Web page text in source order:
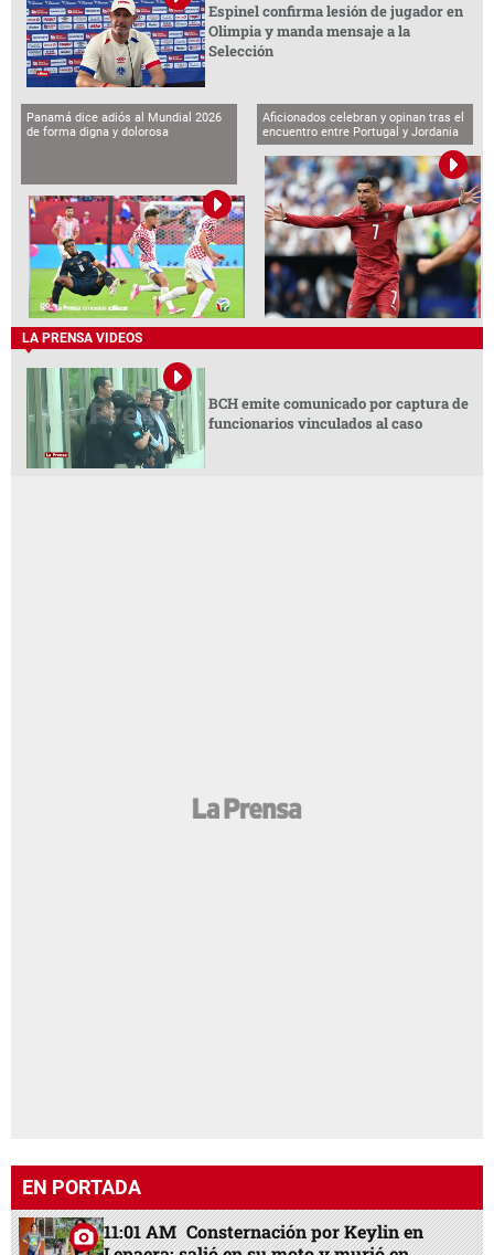
Espinel confirma lesión de jugador en
Olimpia y manda mensaje a la
Selección
Panamá dice adiós al Mundial 2026
de forma digna y dolorosa
Aficionados celebran y opinan tras el
encuentro entre Portugal y Jordania
LA PRENSA VIDEOS
BCH emite comunicado por captura de
funcionarios vinculados al caso
EN PORTADA
11:01 AM Consternación por Keylin en